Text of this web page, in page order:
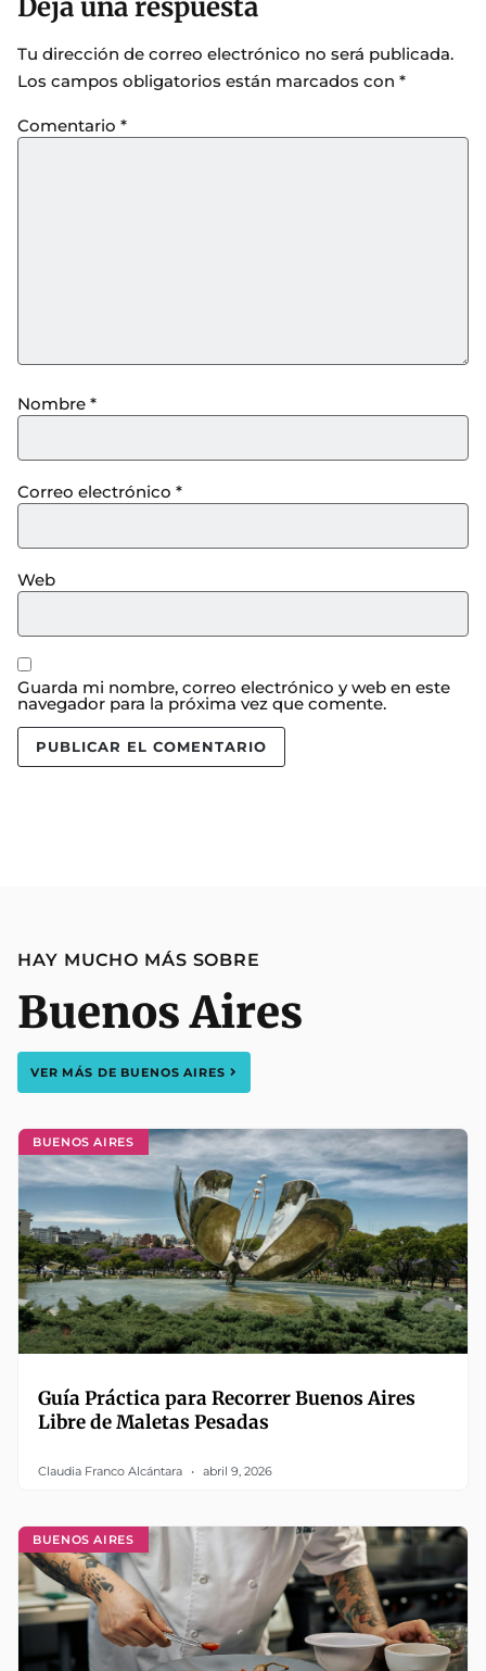
Deja una respuesta
Tu dirección de correo electrónico no será publicada.
Los campos obligatorios están marcados con *
Comentario *
Nombre *
Correo electrónico *
Web
Guarda mi nombre, correo electrónico y web en este
navegador para la próxima vez que comente.
HAY MUCHO MÁS SOBRE
Buenos Aires
VER MÁS DE BUENOS AIRES
BUENOS AIRES
Guía Práctica para Recorrer Buenos Aires
Libre de Maletas Pesadas
Claudia Franco Alcántara abril 9, 2026
BUENOS AIRES